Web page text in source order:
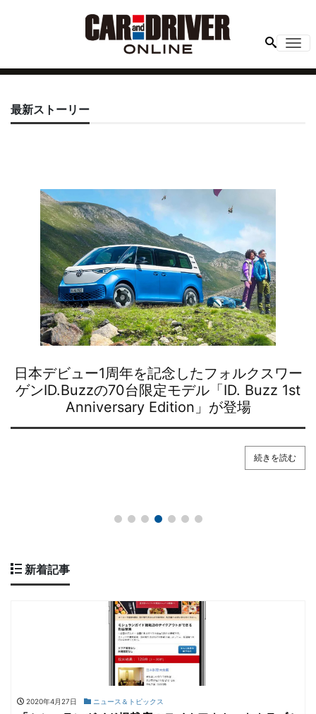
最新ストーリー
今年のお盆休みはスシロー × GAZOO Racing
による「すし×クルマ」コラボを存分に楽しむ
べし！
新着記事
2020年4月27日 ニュース＆トピックス